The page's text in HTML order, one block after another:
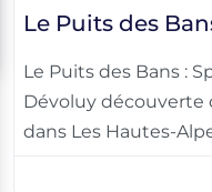
Le Puits des
Le Puits des Bans :
Dévoluy découverte
dans Les Hautes-